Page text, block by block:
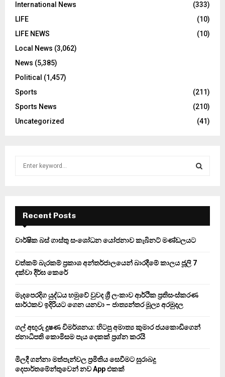
International News
(333)
LIFE
(10)
LIFE NEWS
(10)
Local News (3,062)
News (5,385)
Political (1,457)
Sports
(211)
Sports News
(210)
Uncategorized
(41)
f
r
E
A
Recent Posts
වාර්ෂික බස් ගාස්තු සංශෝධන යෝජනාව කැබිනට් මණ්ඩලයට
වත්කම් බැරකම් ප්‍රකාශ අන්තර්ජාලයෙන් බාරදීමේ කාලය ජූලි 7
දක්වා දීර්ඝ කෙරේ
මැදපෙරදිග යුද්ධය හමුවේ වුවද ශ්‍රී ලංකාව ආර්ථික ප්‍රතිසංස්කරණ
සාර්ථකව ඉදිරියට ගෙන යනවා – ජාත්‍යන්තර මූල්‍ය අරමුදල
ගල් අඟුරු දූෂණ විමර්ශනය: හිටපු අමාත්‍ය කුමාර ජයකොඩිගෙන්
ජනාධිපති කොමිසම පැය දෙකක් ප්‍රශ්න කරයි
මිලදී ගන්නා මත්පැන්වල ප්‍රමිතිය සෙවීමට සුරාබදු
දෙපාර්තමේන්තුවෙන් නව App එකක්